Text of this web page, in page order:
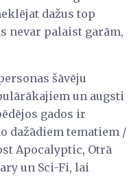
dažus top
nevar palaist garām,
šāvēju
un augsti
gados ir
dažādiem tematiem /
Apocalyptic, Otrā
un Sci-Fi, lai